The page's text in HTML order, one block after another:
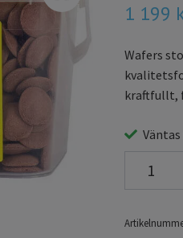
1 199
Wafers
kraftfullt,